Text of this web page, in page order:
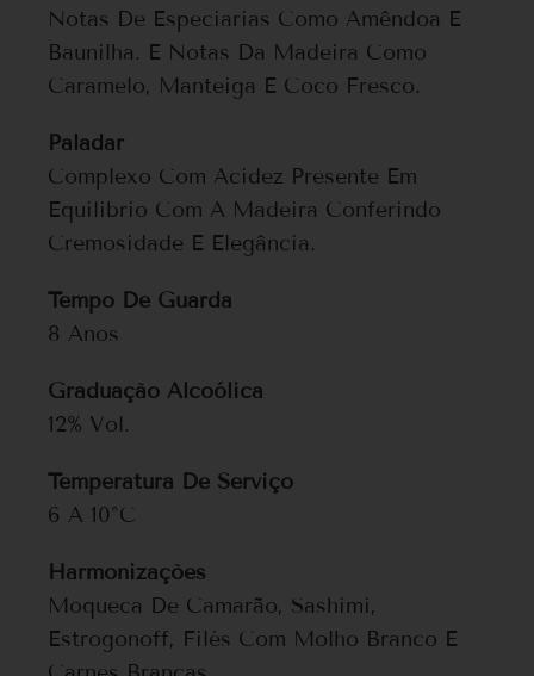
Notas De Especiarias Como Amêndoa E
Baunilha. E Notas Da Madeira Como
Caramelo, Manteiga E Coco Fresco.
Paladar
Complexo Com Acidez Presente Em
Equílibrio Com A Madeira Conferindo
Cremosidade E Elegância.
Tempo De Guarda
8 Anos
Graduação Alcoólica
12% Vol.
Temperatura De Serviço
6 A 10°C
Harmonizações
Moqueca De Camarão, Sashimi,
Estrogonoff, Filés Com Molho Branco E